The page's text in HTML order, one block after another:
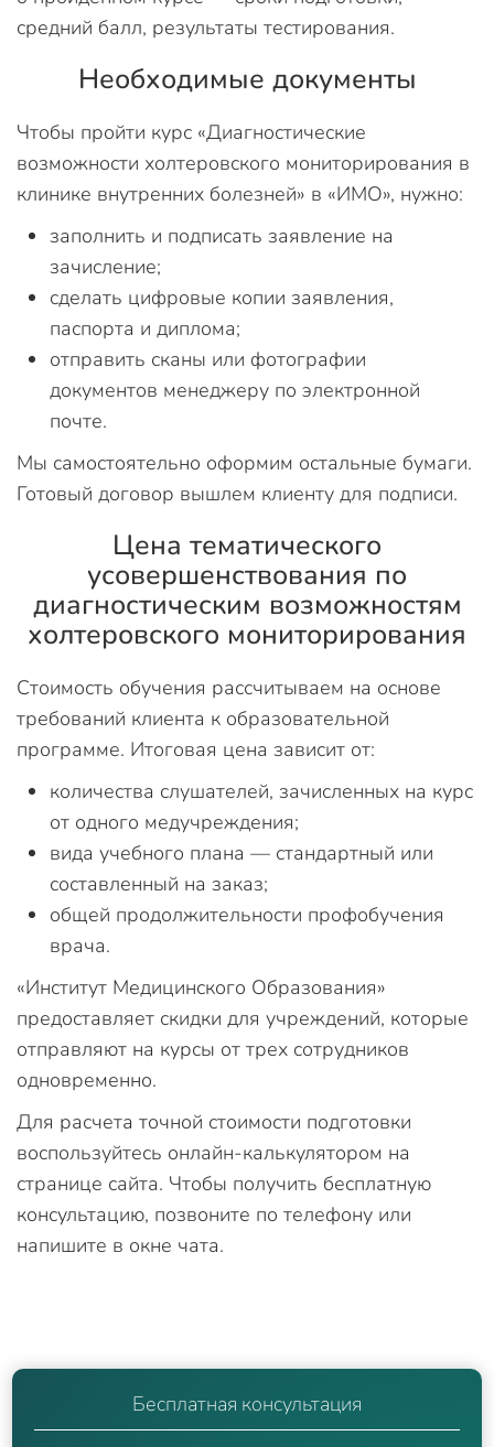
средний балл, результаты тестирования.
Необходимые документы
Чтобы пройти курс «Диагностические
возможности холтеровского мониторирования в
клинике внутренних болезней» в «ИМО», нужно:
заполнить и подписать заявление на
зачисление;
сделать цифровые копии заявления,
паспорта и диплома;
отправить сканы или фотографии
документов менеджеру по электронной
почте.
Мы самостоятельно оформим остальные бумаги.
Готовый договор вышлем клиенту для подписи.
Цена тематического
усовершенствования по
диагностическим возможностям
холтеровского мониторирования
Стоимость обучения рассчитываем на основе
требований клиента к образовательной
программе. Итоговая цена зависит от:
количества слушателей, зачисленных на курс
от одного медучреждения;
вида учебного плана — стандартный или
составленный на заказ;
общей продолжительности профобучения
врача.
«Институт Медицинского Образования»
предоставляет скидки для учреждений, которые
отправляют на курсы от трех сотрудников
одновременно.
Для расчета точной стоимости подготовки
воспользуйтесь онлайн-калькулятором на
странице сайта. Чтобы получить бесплатную
консультацию, позвоните по телефону или
напишите в окне чата.
Бесплатная консультация